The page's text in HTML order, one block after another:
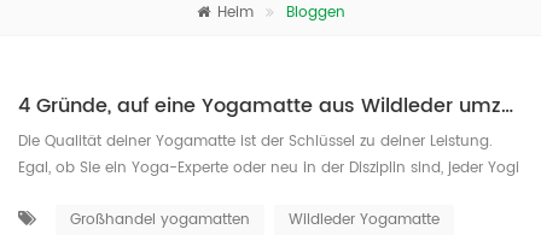
Heim Bloggen
4 Gründe, auf eine Yogamatte aus Wildleder umzusteigen
Die Qualität deiner Yogamatte ist der Schlüssel zu deiner Leistung.
Egal, ob Sie ein Yoga-Experte oder neu in der Disziplin sind, jeder Yogi
großen Auswahl an Yogamatten kann die Auswahl der richtigen für
Großhandel yogamatten
Wildleder Yogamatte